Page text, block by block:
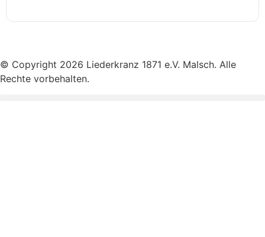
© Copyright 2026 Liederkranz 1871 e.V. Malsch. Alle
Rechte vorbehalten.